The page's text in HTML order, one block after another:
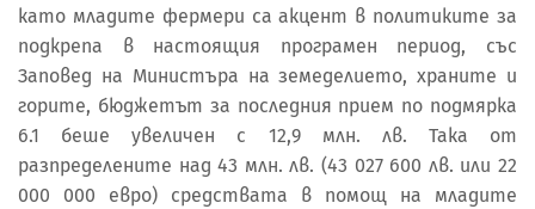
като младите фермери са акцент в политиките за
подкрепа в настоящия програмен период, със
Заповед на Министъра на земеделието, храните и
горите, бюджетът за последния прием по подмярка
6.1 беше увеличен с 12,9 млн. лв. Така от
разпределените над 43 млн. лв. (43 027 600 лв. или 22
000 000 евро) средствата в помощ на младите